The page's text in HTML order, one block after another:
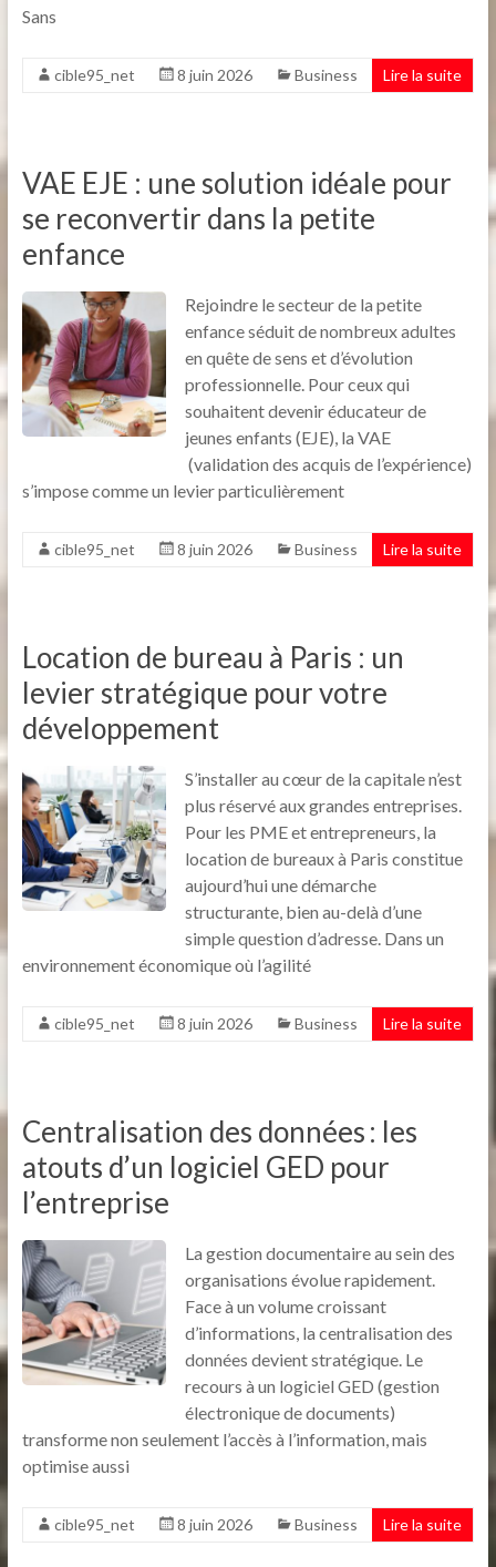
Sans
cible95_net 8 juin 2026 Business Lire la suite
VAE EJE : une solution idéale pour
se reconvertir dans la petite
enfance
Rejoindre le secteur de la petite
enfance séduit de nombreux adultes
en quête de sens et d’évolution
professionnelle. Pour ceux qui
souhaitent devenir éducateur de
jeunes enfants (EJE), la VAE
(validation des acquis de l’expérience)
s’impose comme un levier particulièrement
cible95_net 8 juin 2026 Business Lire la suite
Location de bureau à Paris : un
levier stratégique pour votre
développement
S’installer au cœur de la capitale n’est
plus réservé aux grandes entreprises.
Pour les PME et entrepreneurs, la
location de bureaux à Paris constitue
aujourd’hui une démarche
structurante, bien au-delà d’une
simple question d’adresse. Dans un
environnement économique où l’agilité
cible95_net 8 juin 2026 Business Lire la suite
Centralisation des données : les
atouts d’un logiciel GED pour
l’entreprise
La gestion documentaire au sein des
organisations évolue rapidement.
Face à un volume croissant
d’informations, la centralisation des
données devient stratégique. Le
recours à un logiciel GED (gestion
électronique de documents)
transforme non seulement l’accès à l’information, mais
optimise aussi
cible95_net 8 juin 2026 Business Lire la suite